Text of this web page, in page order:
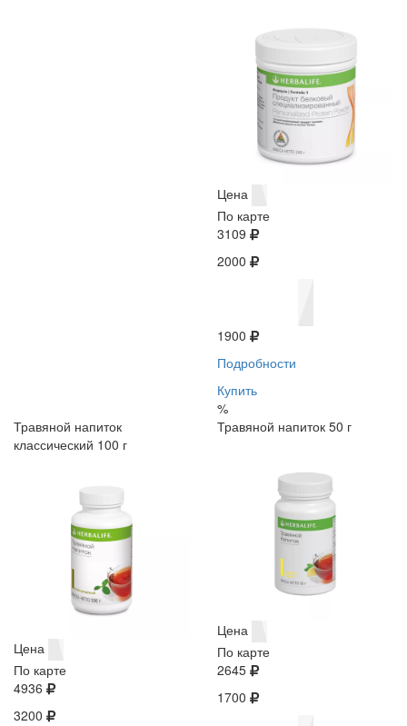
Цена
По карте
3109
2000
1900
Подробности
Купить
%
Травяной напиток
классический 100 г
Цена
По карте
4936
3200
Травяной напиток 50 г
Цена
По карте
2645
1700